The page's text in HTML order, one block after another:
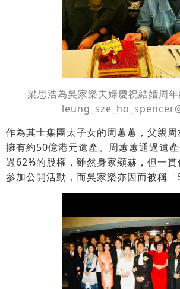
梁思浩為吳家樂夫婦慶祝結婚周年
作為其士集團太子女的周蕙蕙，父親
擁有約50億港元遺產。周蕙蕙通過遺
過62%的股權，雖然身家顯赫，但一
參加公開活動，而吳家樂亦因而被稱「